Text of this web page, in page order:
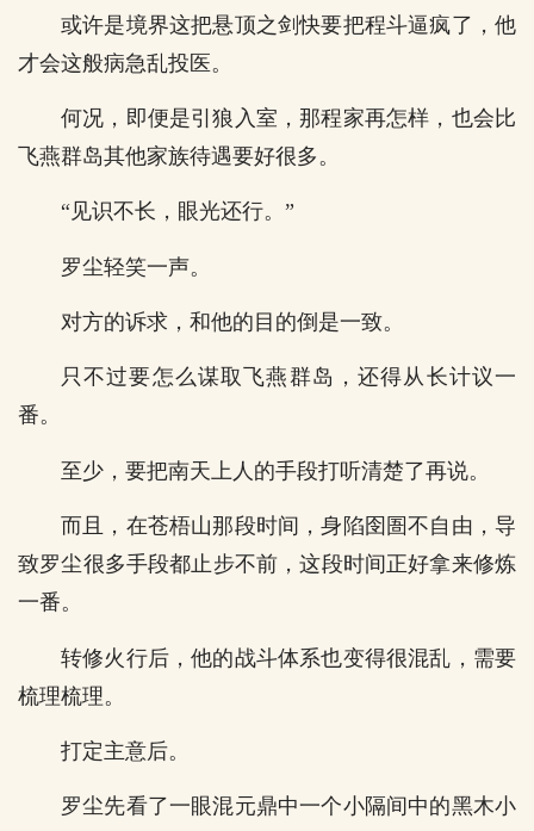
或许是境界这把悬顶之剑快要把程斗逼疯了，他
才会这般病急乱投医。
何况，即便是引狼入室，那程家再怎样，也会比
飞燕群岛其他家族待遇要好很多。
“见识不长，眼光还行。”
罗尘轻笑一声。
对方的诉求，和他的目的倒是一致。
只不过要怎么谋取飞燕群岛，还得从长计议一
番。
至少，要把南天上人的手段打听清楚了再说。
而且，在苍梧山那段时间，身陷囹圄不自由，导
致罗尘很多手段都止步不前，这段时间正好拿来修炼
一番。
转修火行后，他的战斗体系也变得很混乱，需要
梳理梳理。
打定主意后。
罗尘先看了一眼混元鼎中一个小隔间中的黑木小